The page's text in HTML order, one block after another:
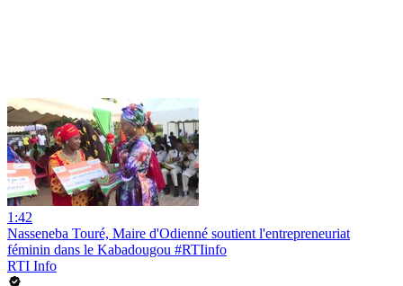
1:42
Nasseneba Touré, Maire d'Odienné soutient l'entrepreneuriat
féminin dans le Kabadougou #RTIinfo
RTI Info